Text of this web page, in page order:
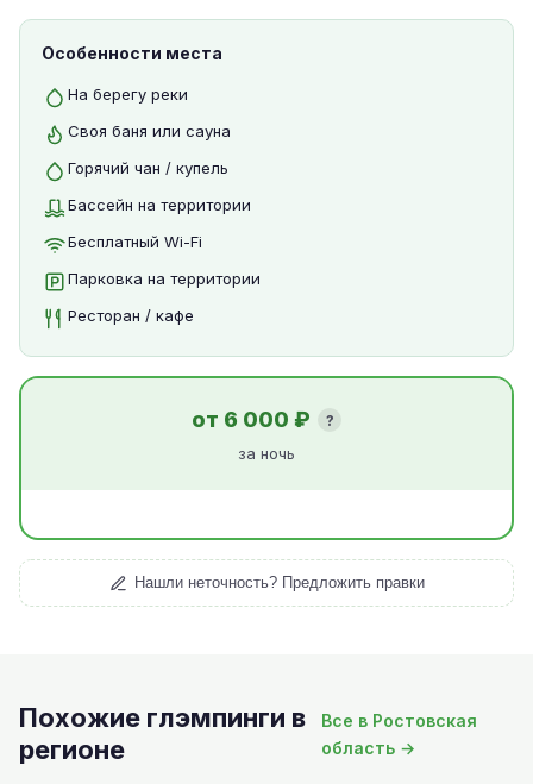
Особенности места
На берегу реки
Своя баня или сауна
Горячий чан / купель
Бассейн на территории
Бесплатный Wi-Fi
Парковка на территории
Ресторан / кафе
от 6 000 ₽
?
за ночь
Нашли неточность? Предложить правки
Похожие глэмпинги в
регионе
Все в Ростовская
область →